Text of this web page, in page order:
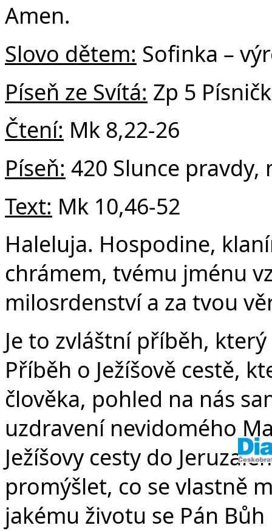
v
Amen.
Slovo dětem: Sofinka –
Píseň ze Svítá: Zp 5
Čtení: Mk 8,22-26
Píseň: 420 Slunce pravdy,
Text: Mk 10,46-52
Haleluja. Hospodine,
chrámem, tvému jménu
milosrdenství a za tvou
Je to zvláštní příběh,
Příběh o Ježíšově cestě,
člověka, pohled na nás
uzdravení nevidomého
Ježíšovy cesty do
promýšlet, co se vlastně
jakému životu se Pán